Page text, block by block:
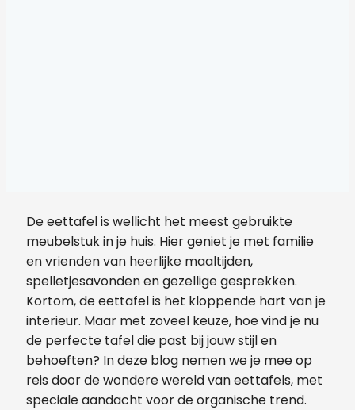
De eettafel is wellicht het meest gebruikte
meubelstuk in je huis. Hier geniet je met familie
en vrienden van heerlijke maaltijden,
spelletjesavonden en gezellige gesprekken.
Kortom, de eettafel is het kloppende hart van je
interieur. Maar met zoveel keuze, hoe vind je nu
de perfecte tafel die past bij jouw stijl en
behoeften? In deze blog nemen we je mee op
reis door de wondere wereld van eettafels, met
speciale aandacht voor de organische trend.